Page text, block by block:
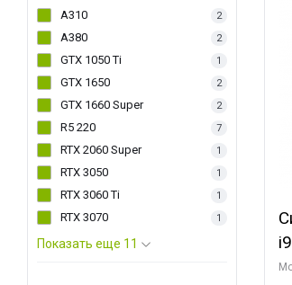
A310 2
A380 2
GTX 1050 Ti 1
GTX 1650 2
GTX 1660 Super 2
R5 220 7
RTX 2060 Super 1
RTX 3050 1
RTX 3060 Ti 1
RTX 3070 1
Показать еще 11